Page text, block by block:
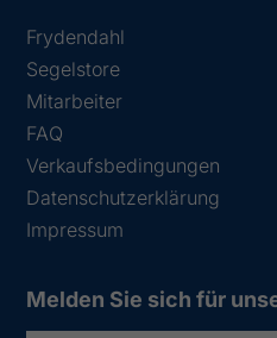
Frydendahl
Segelstore
Mitarbeiter
FAQ
Verkaufsbedingungen
Datenschutzerklärung
Impressum
Melden Sie sich für